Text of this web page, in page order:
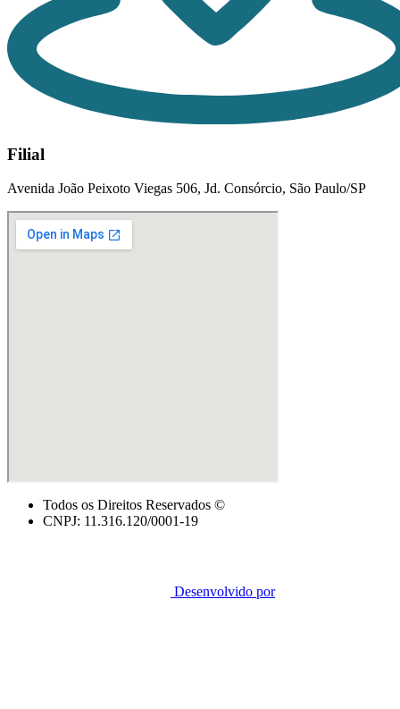
Filial
Avenida João Peixoto Viegas 506, Jd. Consórcio, São Paulo/SP
Todos os Direitos Reservados ©
CNPJ: 11.316.120/0001-19
Desenvolvido por